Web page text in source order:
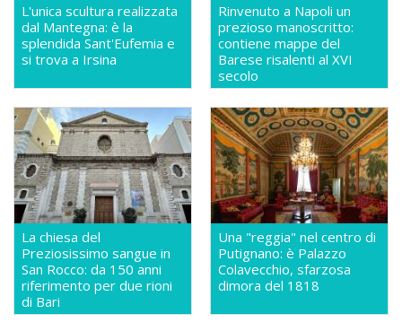
L'unica scultura realizzata
dal Mantegna: è la
splendida Sant'Eufemia e
si trova a Irsina
Rinvenuto a Napoli un
prezioso manoscritto:
contiene mappe del
Barese risalenti al XVI
secolo
La chiesa del
Preziosissimo sangue in
San Rocco: da 150 anni
riferimento per due rioni
di Bari
Una "reggia" nel centro di
Putignano: è Palazzo
Colavecchio, sfarzosa
dimora del 1818